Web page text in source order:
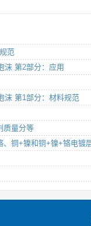
范
沫 第2部分：应用
沫 第1部分：材料规范
质量分等
铜+镍和铜+镍+铬电镀